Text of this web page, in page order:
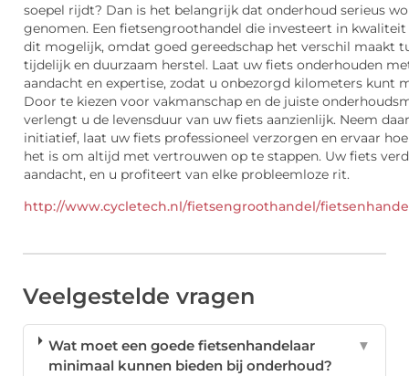
soepel rijdt? Dan is het belangrijk dat onderhoud serieus
genomen. Een fietsengroothandel die investeert in
dit mogelijk, omdat goed gereedschap het verschil maakt
tijdelijk en duurzaam herstel. Laat uw fiets onderhouden
aandacht en expertise, zodat u onbezorgd kilometers kunt
Door te kiezen voor vakmanschap en de juiste
verlengt u de levensduur van uw fiets aanzienlijk. Neem
initiatief, laat uw fiets professioneel verzorgen en ervaar
het is om altijd met vertrouwen op te stappen. Uw fiets
aandacht, en u profiteert van elke probleemloze rit.
http://www.cycletech.nl/fietsengroothandel/
Veelgestelde vragen
Wat moet een goede fietsenhandelaar
minimaal kunnen bieden bij onderhoud?
▼